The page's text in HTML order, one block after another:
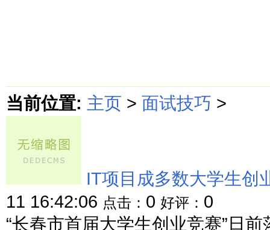
当前位置: 主页 > 面试技巧 >
IT项目成多数大学生创
11 16:42:06 点击： 0 好评： 0
“长春市首届大学生创业竞赛”日